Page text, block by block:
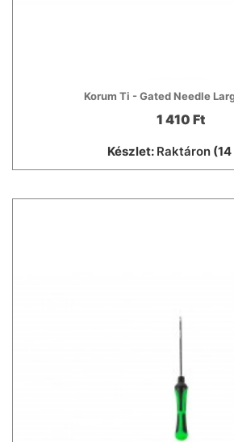
Korum Ti - Gated Needle
1 410 Ft
Készlet: Raktáron(14